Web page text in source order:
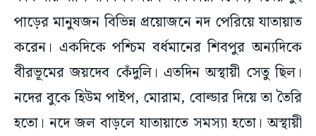
পাড়ের মানুষজন বিভিন্ন প্রয়োজনে নদ পেরিয়ে যাতায়াত
করেন। একদিকে পশ্চিম বর্ধমানের শিবপুর অন্যদিকে
বীরভূমের জয়দেব কেঁদুলি। এতদিন অস্থায়ী সেতু ছিল।
নদের বুকে হিউম পাইপ, মোরাম, বোল্ডার দিয়ে তা তৈরি
হতো। নদে জল বাড়লে যাতায়াতে সমস্যা হতো। অস্থায়ী